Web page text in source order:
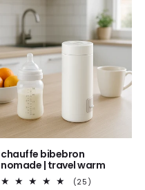
chauffe bibebron
nomade | travel warm
(25)